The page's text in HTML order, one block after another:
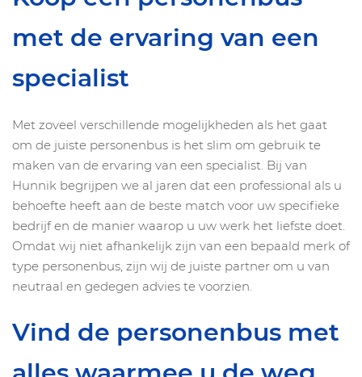
met de ervaring van een
specialist
Met zoveel verschillende mogelijkheden als het gaat
om de juiste personenbus is het slim om gebruik te
maken van de ervaring van een specialist. Bij van
Hunnik begrijpen we al jaren dat een professional als u
behoefte heeft aan de beste match voor uw specifieke
bedrijf en de manier waarop u uw werk het liefste doet.
Omdat wij niet afhankelijk zijn van een bepaald merk of
type personenbus, zijn wij de juiste partner om u van
neutraal en gedegen advies te voorzien.
Vind de personenbus met